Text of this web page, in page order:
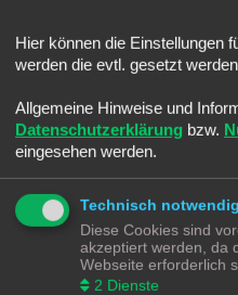
HO Ecke
Lokomotiven | Züge
Alles rund um die Lokomotive
Themen:4
Wagons
Alles rund um die Wagons
Gleise
Alles rund um das Gleis
Hier können die Einstellungen
werden die evtl. gesetzt
Allgemeine Hinweise und
Datenschutzerklärung bzw.
eingesehen werden.
Technisch
Diese Cookies sind
akzeptiert werden, da
Webseite erforderlich
2 Dienste